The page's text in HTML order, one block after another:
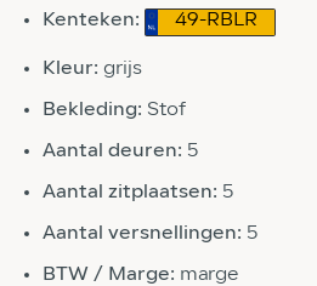
Kenteken: 49-RBLR
Kleur: grijs
Bekleding: Stof
Aantal deuren: 5
Aantal zitplaatsen: 5
Aantal versnellingen: 5
BTW / Marge: marge